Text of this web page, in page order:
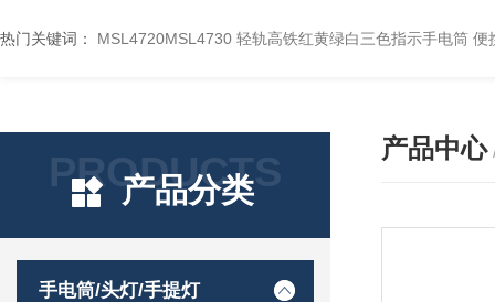
热门关键词： MSL4720MSL4730 轻轨高铁红黄绿白三色指示手电筒 便
PRODUCTS
产品分类
手电筒/头灯/手提灯
产品中心